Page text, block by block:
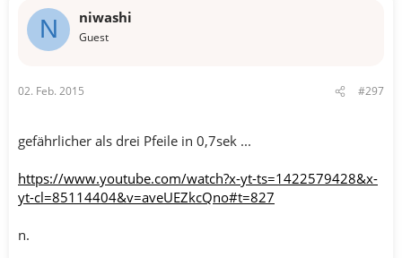
N niwashi
Guest
02. Feb. 2015 #297
gefährlicher als drei Pfeile in 0,7sek ...
https://www.youtube.com/watch?x-yt-ts=1422579428&x-
yt-cl=85114404&v=aveUEZkcQno#t=827
n.